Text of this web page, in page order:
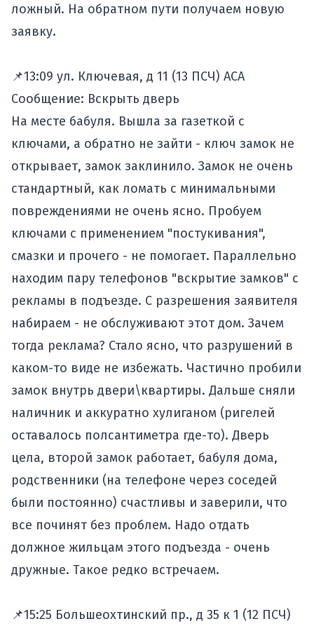
ложный. На обратном пути получаем новую
заявку.
📌13:09 ул. Ключевая, д 11 (13 ПСЧ) АСА
Сообщение: Вскрыть дверь
На месте бабуля. Вышла за газеткой с
ключами, а обратно не зайти - ключ замок не
открывает, замок заклинило. Замок не очень
стандартный, как ломать с минимальными
повреждениями не очень ясно. Пробуем
ключами с применением "постукивания",
смазки и прочего - не помогает. Параллельно
находим пару телефонов "вскрытие замков" с
рекламы в подъезде. С разрешения заявителя
набираем - не обслуживают этот дом. Зачем
тогда реклама? Стало ясно, что разрушений в
каком-то виде не избежать. Частично пробили
замок внутрь двери\квартиры. Дальше сняли
наличник и аккуратно хулиганом (ригелей
оставалось полсантиметра где-то). Дверь
цела, второй замок работает, бабуля дома,
родственники (на телефоне через соседей
были постоянно) счастливы и заверили, что
все починят без проблем. Надо отдать
должное жильцам этого подъезда - очень
дружные. Такое редко встречаем.
📌15:25 Большеохтинский пр., д 35 к 1 (12 ПСЧ)